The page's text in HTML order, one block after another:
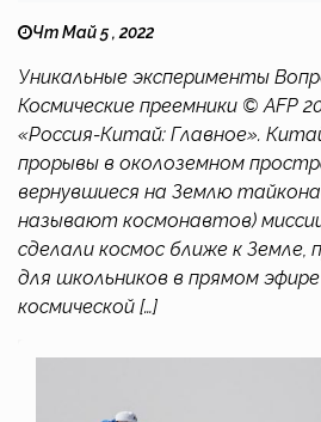
Чт Май 5 , 2022
Уникальные эксперименты
Космические преемники © AFP
«Россия-Китай: Главное».
прорывы в околоземном
вернувшиеся на Землю
называют космонавтов)
сделали космос ближе к Земле,
для школьников в прямом
космической […]